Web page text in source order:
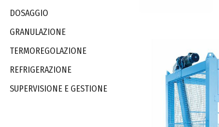
DOSAGGIO
GRANULAZIONE
TERMOREGOLAZIONE
REFRIGERAZIONE
SUPERVISIONE E GESTIONE